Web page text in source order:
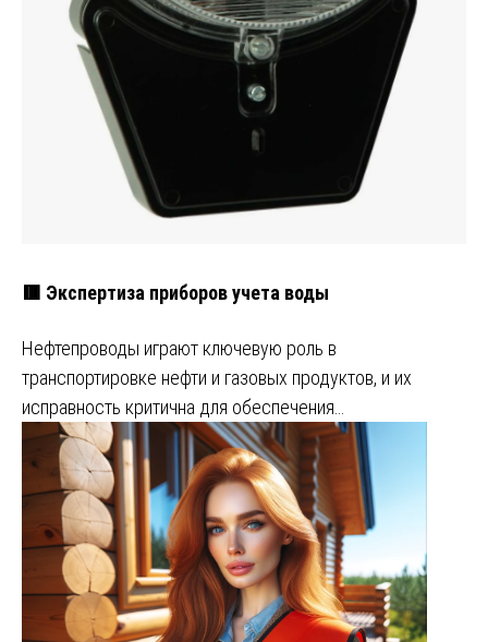
🟥 Экспертиза приборов учета воды
Нефтепроводы играют ключевую роль в
транспортировке нефти и газовых продуктов, и их
исправность критична для обеспечения…